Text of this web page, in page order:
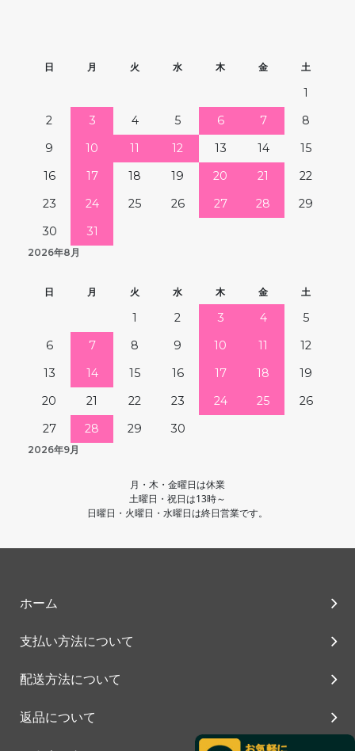
2026年8月
日 月 火 水 木 金 土
1
2
3 4 5 6 7
8
9
10 11 12 13 14
15
16
17 18 19 20 21
22
23
24 25 26 27 28
29
30
31
2026年9月
日 月 火 水 木 金 土
1 2 3 4
5
6
7 8 9 10 11
12
13
14 15 16 17 18
19
20
21 22 23 24 25
26
27
28 29 30
月・木・金曜日は休業
土曜日・祝日は13時～
日曜日・火曜日・水曜日は終日営業です。
ホーム
支払い方法について
配送方法について
返品について